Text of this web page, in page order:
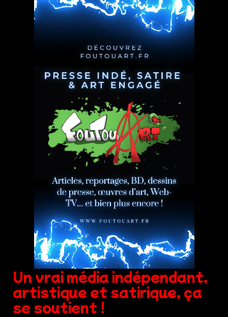
Un vrai média indépendant,
artistique et satirique, ça
se soutient !